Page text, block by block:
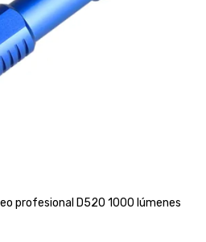
profesional D520 1000 lúmenes